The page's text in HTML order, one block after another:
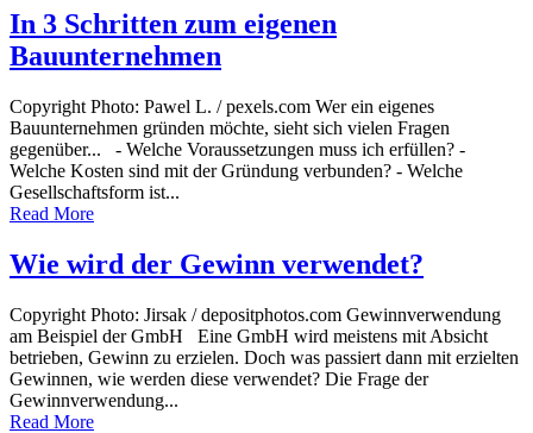
In 3 Schritten zum eigenen
Bauunternehmen
Copyright Photo: Pawel L. / pexels.com Wer ein eigenes
Bauunternehmen gründen möchte, sieht sich vielen Fragen
gegenüber... - Welche Voraussetzungen muss ich erfüllen? -
Welche Kosten sind mit der Gründung verbunden? - Welche
Gesellschaftsform ist...
Read More
Wie wird der Gewinn verwendet?
Copyright Photo: Jirsak / depositphotos.com Gewinnverwendung
am Beispiel der GmbH Eine GmbH wird meistens mit Absicht
betrieben, Gewinn zu erzielen. Doch was passiert dann mit erzielten
Gewinnen, wie werden diese verwendet? Die Frage der
Gewinnverwendung...
Read More